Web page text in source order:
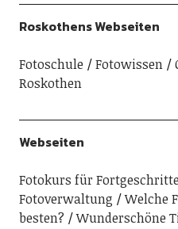
Roskothens Webseiten
Fotoschule Fotowissen
Roskothen
Webseiten
Fotokurs für
Fotoverwaltung
Welche
besten?
Wunderschöne